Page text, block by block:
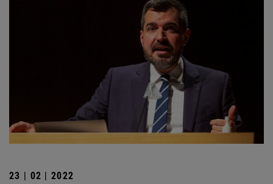
23 | 02 | 2022